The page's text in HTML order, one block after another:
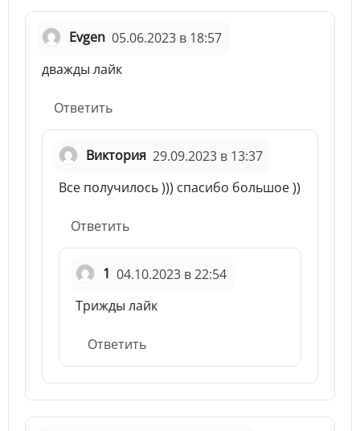
Evgen 05.06.2023 в 18:57
дважды лайк
Ответить
Виктория 29.09.2023 в 13:37
Все получилось ))) спасибо большое ))
Ответить
1 04.10.2023 в 22:54
Трижды лайк
Ответить